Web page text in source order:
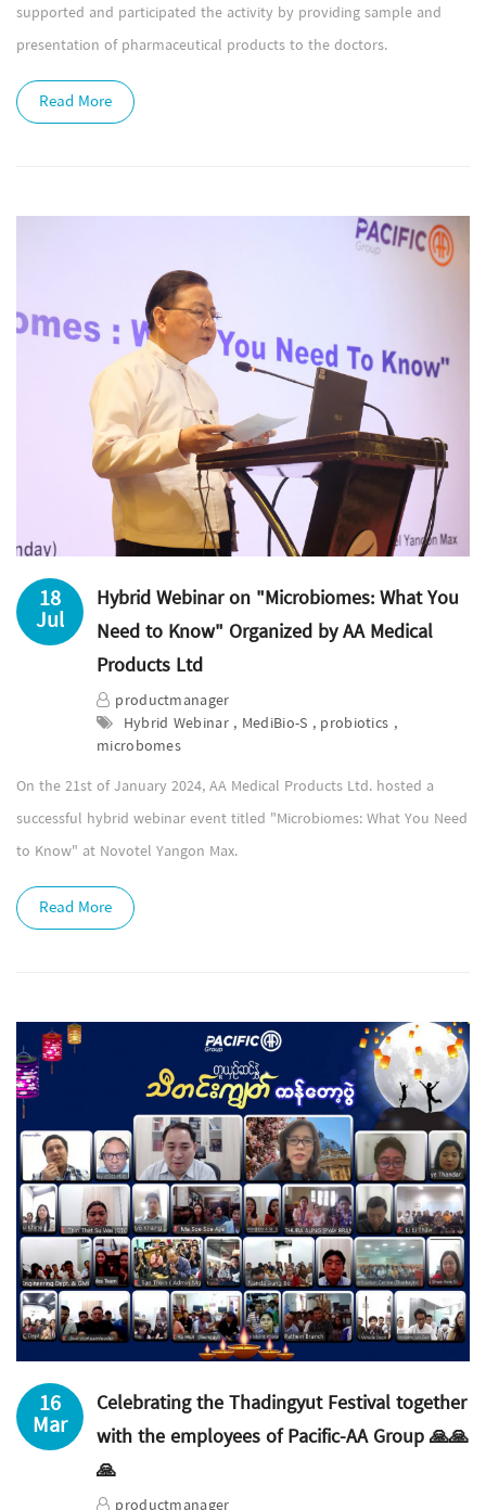
supported and participated the activity by providing sample and
presentation of pharmaceutical products to the doctors.
Read More
18
Jul
Hybrid Webinar on "Microbiomes: What You
Need to Know" Organized by AA Medical
Products Ltd
productmanager
Hybrid Webinar , MediBio-S , probiotics ,
microbomes
On the 21st of January 2024, AA Medical Products Ltd. hosted a
successful hybrid webinar event titled "Microbiomes: What You Need
to Know" at Novotel Yangon Max.
Read More
16
Mar
Celebrating the Thadingyut Festival together
with the employees of Pacific-AA Group 🙏🙏
🙏